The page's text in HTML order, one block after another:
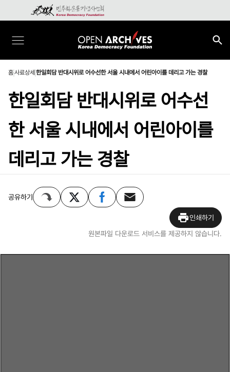
홈사료상세 한일회담 반대시위로 어수선한 서울 시내에서 어린아이를 데리고 가는 경찰
한일회담 반대시위로 어수선
한 서울 시내에서 어린아이를
데리고 가는 경찰
공유하기
인쇄하기
원본파일 다운로드 서비스를 제공하지 않습니다.